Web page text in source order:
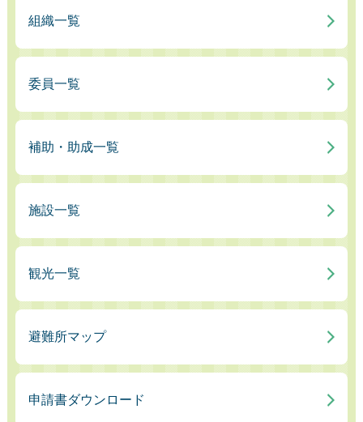
組織一覧
委員一覧
補助・助成一覧
施設一覧
観光一覧
避難所マップ
申請書ダウンロード